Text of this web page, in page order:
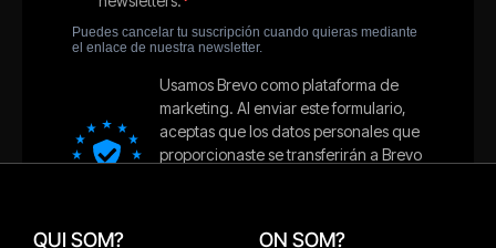
QUI SOM? ON SOM?